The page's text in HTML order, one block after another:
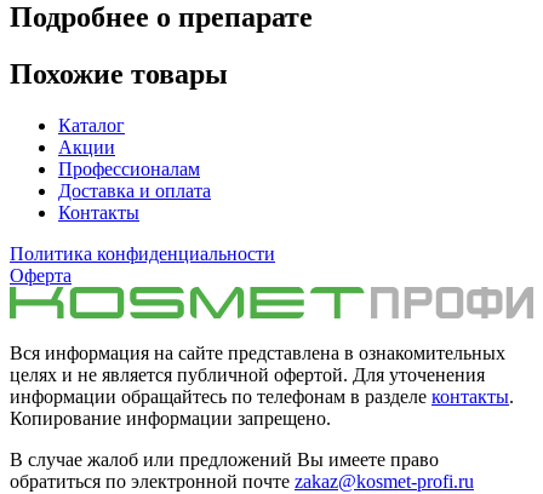
Подробнее о препарате
Похожие товары
Каталог
Акции
Профессионалам
Доставка и оплата
Контакты
Политика конфиденциальности
Оферта
Вся информация на сайте представлена в ознакомительных
целях и не является публичной офертой. Для уточенения
информации обращайтесь по телефонам в разделе контакты.
Копирование информации запрещено.
В случае жалоб или предложений Вы имеете право
обратиться по электронной почте zakaz@kosmet-profi.ru